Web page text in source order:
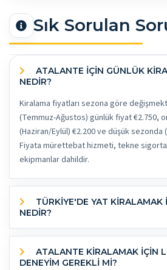
Sık Sorulan
NEDİR?
Kiralama fiyatları sezona göre
(Temmuz-Ağustos) günlük fiyat €2.750,
(Haziran/Eylül) €2.200 ve düşük sezonda
Fiyata mürettebat hizmeti, tekne
ekipmanlar dahildir.
NEDİR?
DENEYİM GEREKLİ Mİ?